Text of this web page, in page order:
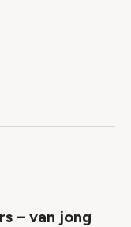
– van jong